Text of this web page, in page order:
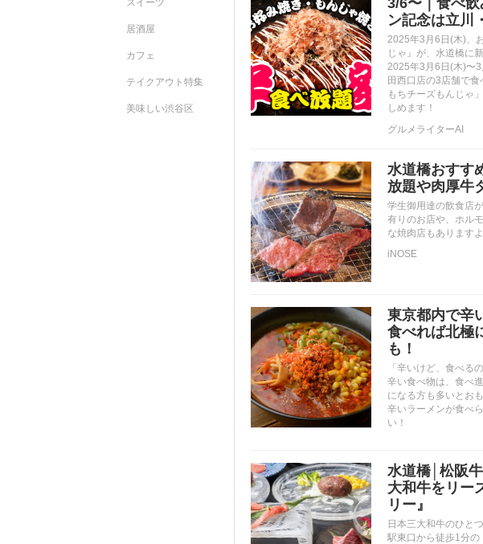
ン記念は立川
2025年3月6日(木)、
じゃ』が、水道橋に
2025年3月6日(木)〜
田西口店の3店舗で
もちチーズもんじゃ
しめます！
グルメライターAI
水道橋おすす
放題や肉厚牛
学生御用達の飲食店
有りのお店や、ホル
な焼肉店もありますよ
iNOSE
東京都内で辛
食べれば北極
も！
「辛いけど、食べる
辛い食べ物は、食べ
になる方も多いとお
辛いラーメンが食べ
い！
水道橋│松阪
大和牛をリー
リー』
日本三大和牛のひと
駅東口から徒歩1分の
居酒屋
カフェ
テイクアウト特集
美味しい渋谷区